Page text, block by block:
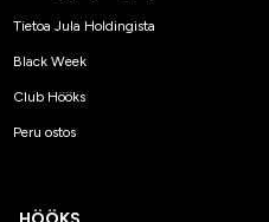
Tietoa Jula Holdingista
Black Week
Club Hööks
Peru ostos